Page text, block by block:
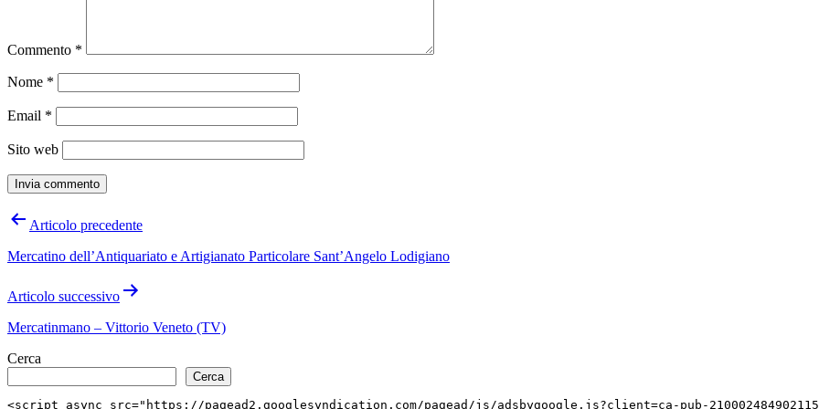
Commento *
Nome *
Email *
Sito web
Navigazione
Articolo precedente
Mercatino dell’Antiquariato e Artigianato Particolare Sant’Angelo Lodigiano
Articolo successivo
Mercatinmano – Vittorio Veneto (TV)
Cerca
Cerca
<script async src="https://pagead2.googlesyndication.com/pagead/js/adsbygoogle.js?client=ca-pub-